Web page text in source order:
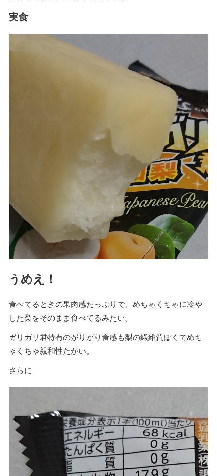
実食
うめえ！
食べてるときの果肉感たっぷりで、めちゃくちゃに冷や
した梨をそのまま食べてるみたい。
ガリガリ君特有のがりがり食感も梨の繊維質ぽくてめち
ゃくちゃ親和性たかい。
さらに